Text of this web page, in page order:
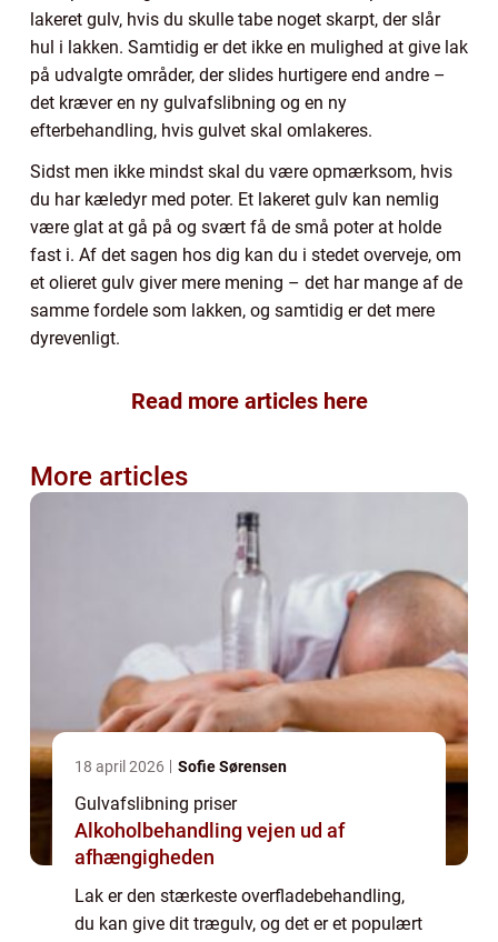
lakeret gulv, hvis du skulle tabe noget skarpt, der slår
hul i lakken. Samtidig er det ikke en mulighed at give lak
på udvalgte områder, der slides hurtigere end andre –
det kræver en ny gulvafslibning og en ny
efterbehandling, hvis gulvet skal omlakeres.
Sidst men ikke mindst skal du være opmærksom, hvis
du har kæledyr med poter. Et lakeret gulv kan nemlig
være glat at gå på og svært få de små poter at holde
fast i. Af det sagen hos dig kan du i stedet overveje, om
et olieret gulv giver mere mening – det har mange af de
samme fordele som lakken, og samtidig er det mere
dyrevenligt.
Read more articles here
More articles
18 april 2026 Sofie Sørensen
Gulvafslibning priser
Alkoholbehandling vejen ud af
afhængigheden
Lak er den stærkeste overfladebehandling,
du kan give dit trægulv, og det er et populært